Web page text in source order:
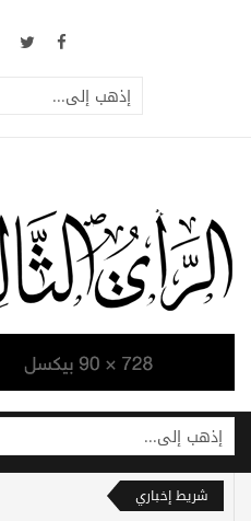
إذهب إلى...
إذهب إلى...
شريط إخباري